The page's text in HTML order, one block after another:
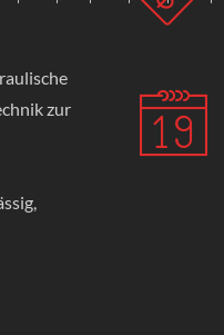
zur